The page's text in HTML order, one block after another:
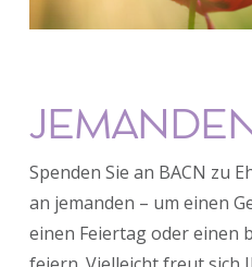
Spenden Sie an BACN zu
an jemanden – um einen
einen Feiertag oder einen